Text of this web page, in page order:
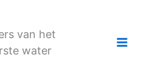
van het
water